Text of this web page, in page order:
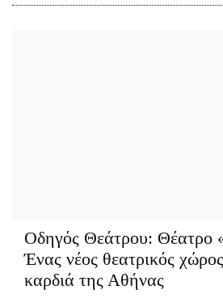
Οδηγός Θεάτρου: Θέατρο
Ένας νέος θεατρικός
καρδιά της Αθήνας